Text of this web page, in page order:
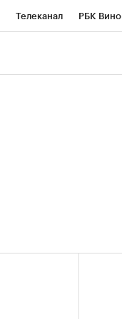
Телеканал РБК Вино